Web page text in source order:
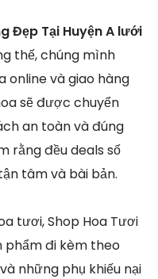
Đẹp Tại Huyện A lưới
thế, chúng mình
online và giao hàng
sẽ được chuyển
an toàn và đúng
rằng đều deals số
tâm và bài bản.
tươi, Shop Hoa Tươi
phẩm đi kèm theo
những phụ khiếu nại